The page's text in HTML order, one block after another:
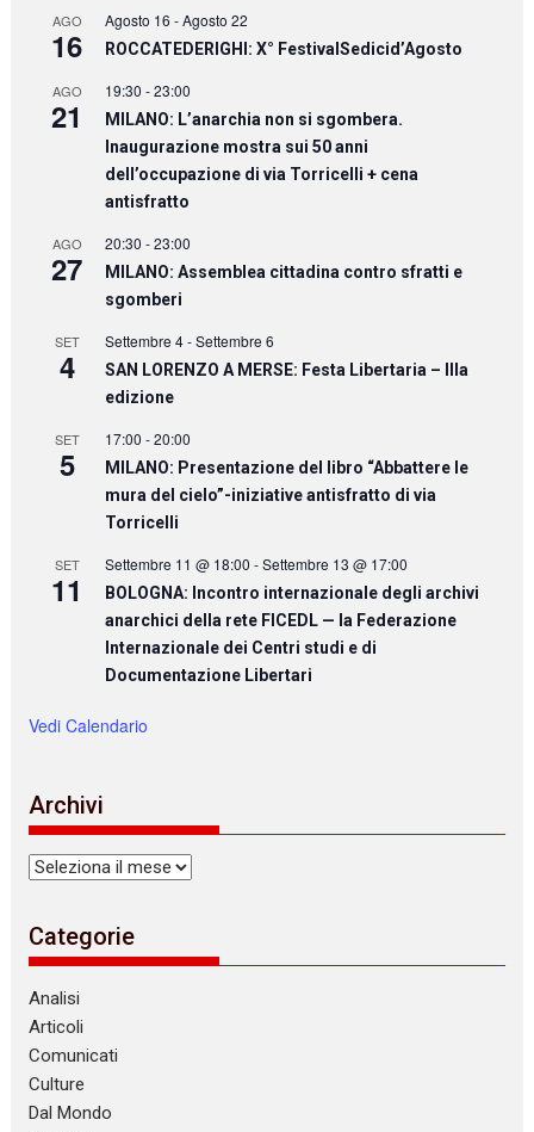
AGO
16
Agosto 16 -Agosto 22
ROCCATEDERIGHI: X° FestivalSedicid’Agosto
AGO
21
19:30 -23:00
MILANO: L’anarchia non si sgombera.
Inaugurazione mostra sui 50 anni
dell’occupazione di via Torricelli + cena
antisfratto
AGO
27
20:30 -23:00
MILANO: Assemblea cittadina contro sfratti e
sgomberi
SET
4
Settembre 4-Settembre 6
SAN LORENZO A MERSE: Festa Libertaria – IIIa
edizione
SET
5
17:00 -20:00
MILANO: Presentazione del libro “Abbattere le
mura del cielo”-iniziative antisfratto di via
Torricelli
SET
11
Settembre 11 @ 18:00 -Settembre 13 @ 17:00
BOLOGNA: Incontro internazionale degli archivi
anarchici della rete FICEDL — la Federazione
Internazionale dei Centri studi e di
Documentazione Libertari
Vedi Calendario
Archivi
Archivi
Categorie
Analisi
Articoli
Comunicati
Culture
Dal Mondo